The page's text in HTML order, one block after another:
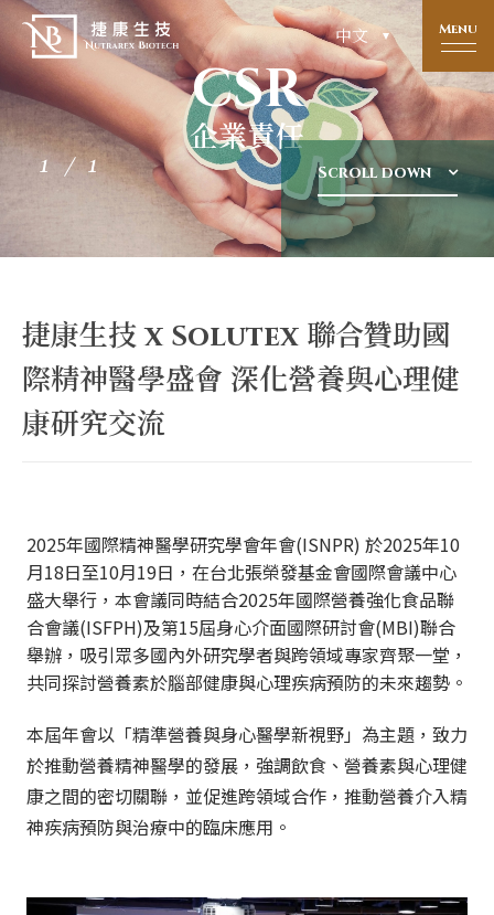
中文 Menu
CSR
企業責任
1 Scroll down
捷康生技 x Solutex 聯合贊助國
際精神醫學盛會 深化營養與心理健
康研究交流
2025年國際精神醫學研究學會年會(ISNPR) 於2025年10
月18日至10月19日，在台北張榮發基金會國際會議中心
盛大舉行，本會議同時結合2025年國際營養強化食品聯
合會議(ISFPH)及第15屆身心介面國際研討會(MBI)聯合
舉辦，吸引眾多國內外研究學者與跨領域專家齊聚一堂，
共同探討營養素於腦部健康與心理疾病預防的未來趨勢。
本屆年會以「精準營養與身心醫學新視野」為主題，致力
於推動營養精神醫學的發展，強調飲食、營養素與心理健
康之間的密切關聯，並促進跨領域合作，推動營養介入精
神疾病預防與治療中的臨床應用。